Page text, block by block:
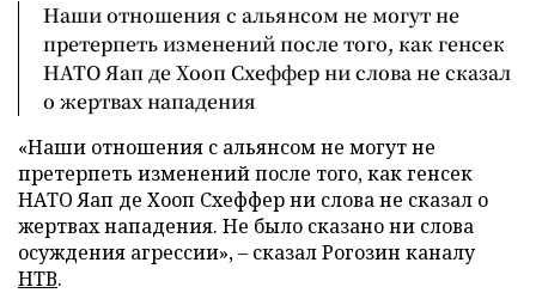
Наши отношения с альянсом не могут не
претерпеть изменений после того, как генсек
НАТО Яап де Хооп Схеффер ни слова не сказал
о жертвах нападения
«Наши отношения с альянсом не могут не
претерпеть изменений после того, как генсек
НАТО Яап де Хооп Схеффер ни слова не сказал о
жертвах нападения. Не было сказано ни слова
осуждения агрессии», – сказал Рогозин каналу
НТВ.